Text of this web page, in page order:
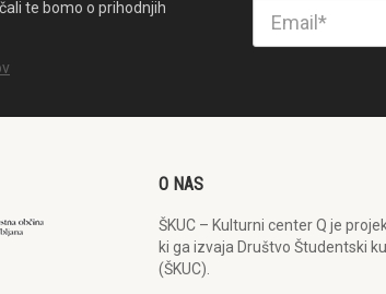
te bomo o prihodnjih
O NAS
ŠKUC – Kulturni center Q je
ki ga izvaja Društvo Študentski
(ŠKUC).